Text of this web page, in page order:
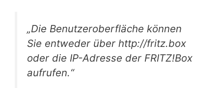
„Die Benutzeroberfläche können
Sie entweder über http://fritz.box
oder die IP-Adresse der FRITZ!Box
aufrufen.“